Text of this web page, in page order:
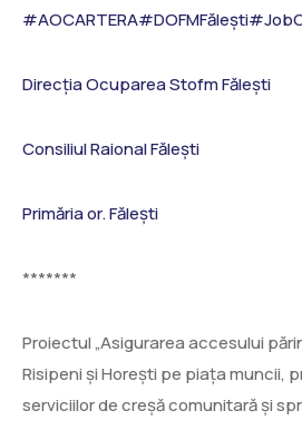
#AOCARTERA#DOFMFălești
Direcția Ocuparea Stofm Fălești
Consiliul Raional Fălești
Primăria or. Fălești
*******
Proiectul „Asigurarea accesului
Risipeni și Horești pe piața muncii,
serviciilor de creșă comunitară și